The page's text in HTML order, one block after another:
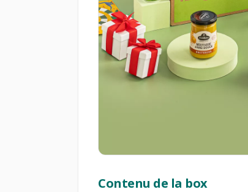
Contenu de la box